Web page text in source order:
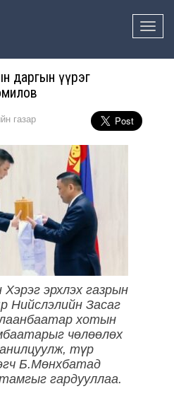
Toggle
даргын үүрэг
газар
эрхлэх газрын
Нийслэлийн Засаг
хотын
чөлөөлөх
түр
Б.Мөнхбатад
гардууллаа.